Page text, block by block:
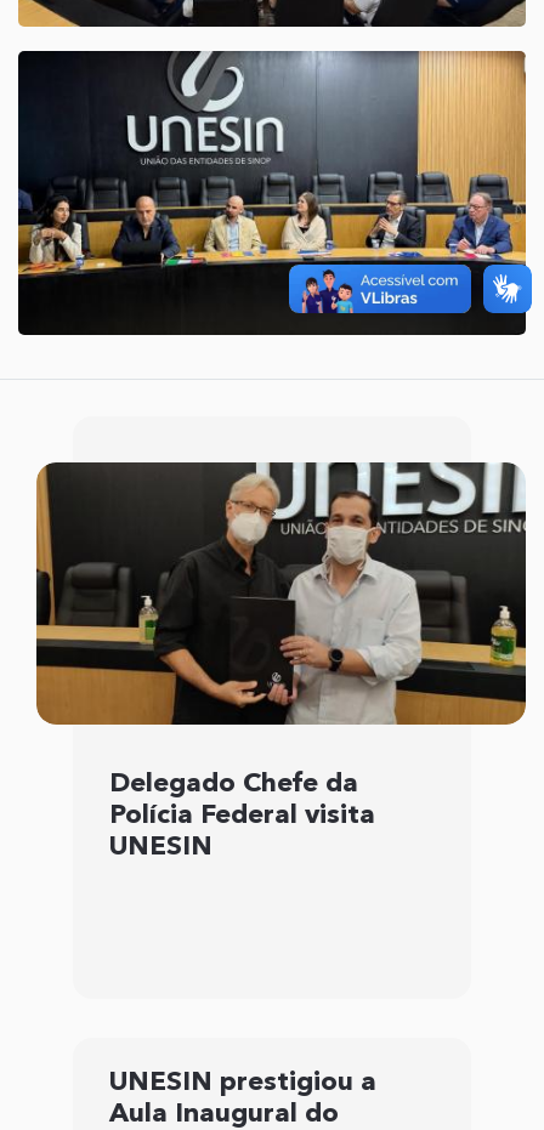
Delegado Chefe da
Polícia Federal visita
UNESIN
UNESIN prestigiou a
Aula Inaugural do